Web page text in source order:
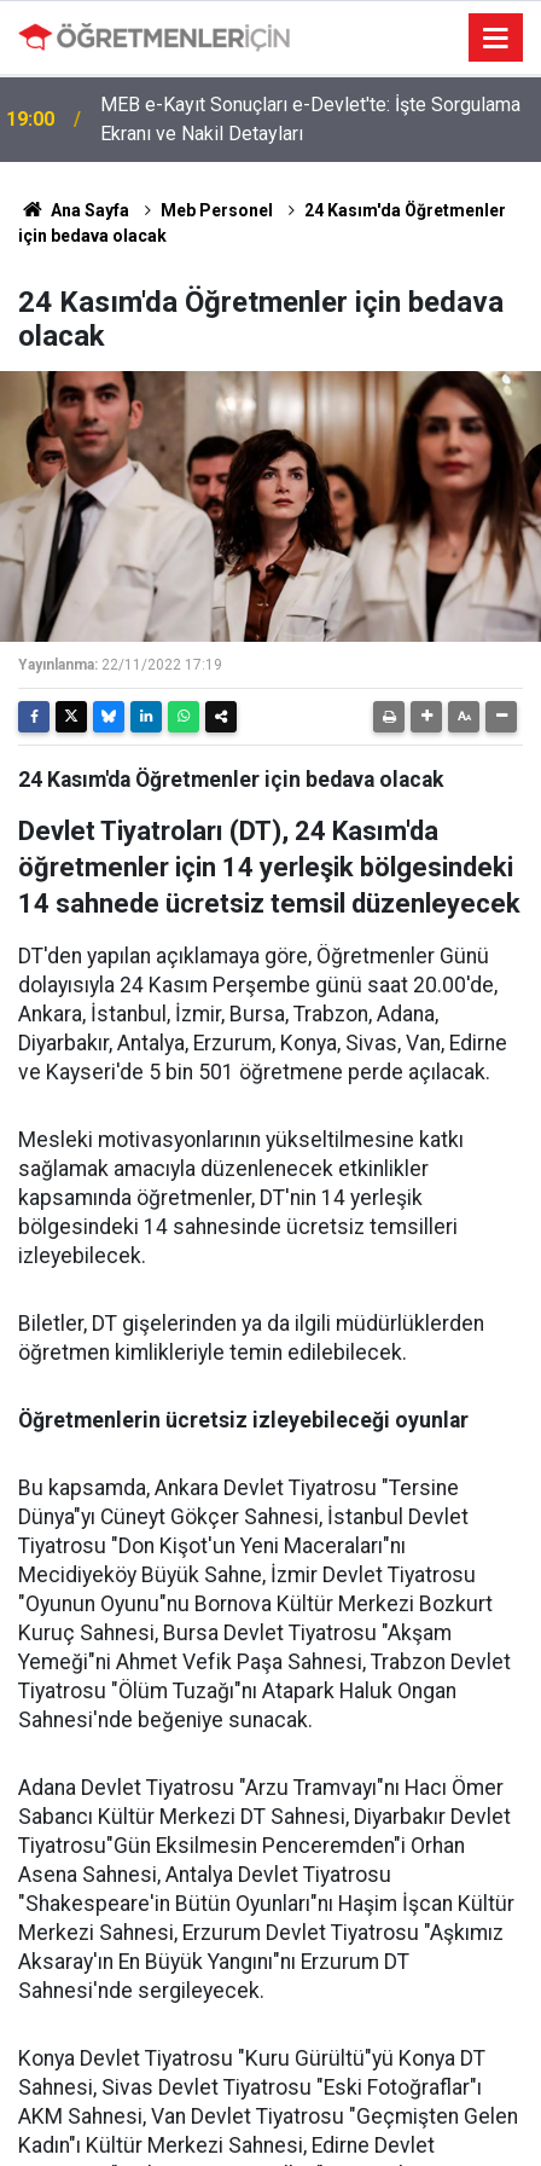
19:00
MEB e-Kayıt Sonuçları e-Devlet'te: İşte Sorgulama
Ekranı ve Nakil Detayları
Ana Sayfa Meb Personel
24 Kasım'da Öğretmenler
için bedava olacak
24 Kasım'da Öğretmenler için bedava
olacak
Yayınlanma: 22/11/2022 17:19
24 Kasım'da Öğretmenler için bedava olacak
Devlet Tiyatroları (DT), 24 Kasım'da
öğretmenler için 14 yerleşik bölgesindeki
14 sahnede ücretsiz temsil düzenleyecek
DT'den yapılan açıklamaya göre, Öğretmenler Günü
dolayısıyla 24 Kasım Perşembe günü saat 20.00'de,
Ankara, İstanbul, İzmir, Bursa, Trabzon, Adana,
Diyarbakır, Antalya, Erzurum, Konya, Sivas, Van, Edirne
ve Kayseri'de 5 bin 501 öğretmene perde açılacak.
Mesleki motivasyonlarının yükseltilmesine katkı
sağlamak amacıyla düzenlenecek etkinlikler
kapsamında öğretmenler, DT'nin 14 yerleşik
bölgesindeki 14 sahnesinde ücretsiz temsilleri
izleyebilecek.
Biletler, DT gişelerinden ya da ilgili müdürlüklerden
öğretmen kimlikleriyle temin edilebilecek.
Öğretmenlerin ücretsiz izleyebileceği oyunlar
Bu kapsamda, Ankara Devlet Tiyatrosu "Tersine
Dünya"yı Cüneyt Gökçer Sahnesi, İstanbul Devlet
Tiyatrosu "Don Kişot'un Yeni Maceraları"nı
Mecidiyeköy Büyük Sahne, İzmir Devlet Tiyatrosu
"Oyunun Oyunu"nu Bornova Kültür Merkezi Bozkurt
Kuruç Sahnesi, Bursa Devlet Tiyatrosu "Akşam
Yemeği"ni Ahmet Vefik Paşa Sahnesi, Trabzon Devlet
Tiyatrosu "Ölüm Tuzağı"nı Atapark Haluk Ongan
Sahnesi'nde beğeniye sunacak.
Adana Devlet Tiyatrosu "Arzu Tramvayı"nı Hacı Ömer
Sabancı Kültür Merkezi DT Sahnesi, Diyarbakır Devlet
Tiyatrosu"Gün Eksilmesin Penceremden"i Orhan
Asena Sahnesi, Antalya Devlet Tiyatrosu
"Shakespeare'in Bütün Oyunları"nı Haşim İşcan Kültür
Merkezi Sahnesi, Erzurum Devlet Tiyatrosu "Aşkımız
Aksaray'ın En Büyük Yangını"nı Erzurum DT
Sahnesi'nde sergileyecek.
Konya Devlet Tiyatrosu "Kuru Gürültü"yü Konya DT
Sahnesi, Sivas Devlet Tiyatrosu "Eski Fotoğraflar"ı
AKM Sahnesi, Van Devlet Tiyatrosu "Geçmişten Gelen
Kadın"ı Kültür Merkezi Sahnesi, Edirne Devlet